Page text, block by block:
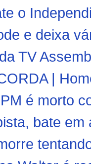
o
e deixa
TV
|
é morto
bate